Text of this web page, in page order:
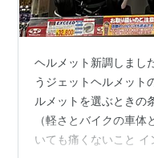
ヘルメット新調しまし
うジェットヘルメット
ルメットを選ぶときの
（軽さとバイクの車
いても痛くないこと